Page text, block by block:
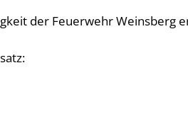
der Feuerwehr Weinsberg